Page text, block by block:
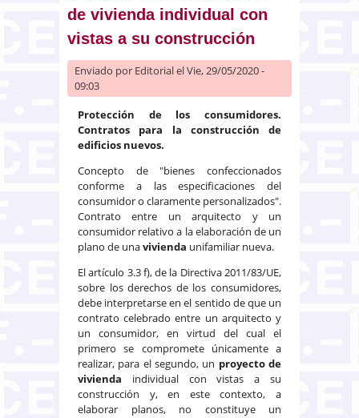
de vivienda individual con
vistas a su construcción
Enviado por Editorialel Vie, 29/05/2020 -
09:03
Protección de los consumidores.
Contratos para la construcción de
edificios nuevos.
Concepto de "bienes confeccionados
conforme a las especificaciones del
consumidor o claramente personalizados".
Contrato entre un arquitecto y un
consumidor relativo a la elaboración de un
plano de unavivienda unifamiliar nueva.
El artículo 3.3 f), de la Directiva 2011/83/UE,
sobre los derechos de los consumidores,
debe interpretarse en el sentido de que un
contrato celebrado entre un arquitecto y
un consumidor, en virtud del cual el
primero se compromete únicamente a
realizar, para el segundo, un proyecto de
vivienda individual con vistas a su
construcción y, en este contexto, a
elaborar planos, no constituye un